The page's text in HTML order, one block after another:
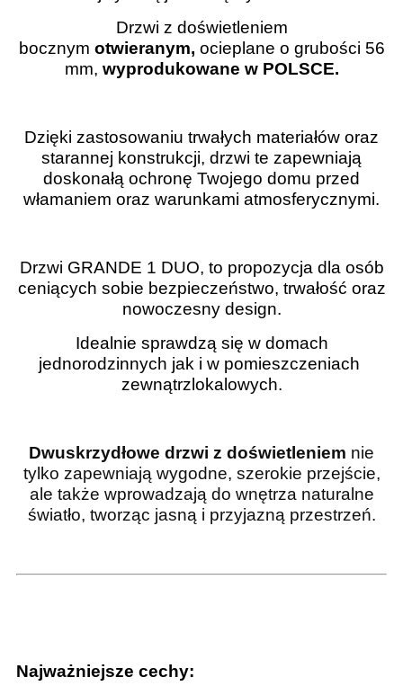
Drzwi z doświetleniem
bocznym otwieranym, ocieplane o grubości 56
mm, wyprodukowane w POLSCE.
Dzięki zastosowaniu trwałych materiałów oraz
starannej konstrukcji, drzwi te zapewniają
doskonałą ochronę Twojego domu przed
włamaniem oraz warunkami atmosferycznymi.
Drzwi GRANDE 1 DUO, to propozycja dla osób
ceniących sobie bezpieczeństwo, trwałość oraz
nowoczesny design.
Idealnie sprawdzą się w domach
jednorodzinnych jak i w pomieszczeniach
zewnątrzlokalowych.
Dwuskrzydłowe drzwi z doświetleniem nie
tylko zapewniają wygodne, szerokie przejście,
ale także wprowadzają do wnętrza naturalne
światło, tworząc jasną i przyjazną przestrzeń.
Najważniejsze cechy: